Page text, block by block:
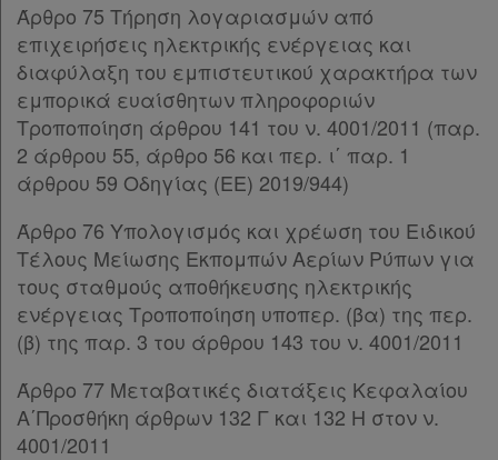
Παρ.5
Άρθρο 37
Άρθρο 38
[-]
Παρ.1
Παρ.2
Παρ.3
Παρ.4
Παρ.5
Παρ.6
Παρ.7
Παρ.8
ΚΕΦΑΛΑΙΟ Η΄ [-]
Άρθρο 39
[-]
Παρ.1
Παρ.2
Άρθρο 75 Τήρηση λογαριασμών από
επιχειρήσεις ηλεκτρικής ενέργειας και
διαφύλαξη του εμπιστευτικού χαρακτήρα των
εμπορικά ευαίσθητων πληροφοριών
Τροποποίηση άρθρου 141 του ν. 4001/2011 (παρ.
2 άρθρου 55, άρθρο 56 και περ. ι΄ παρ. 1
άρθρου 59 Οδηγίας (ΕΕ) 2019/944)
Άρθρο 76 Υπολογισμός και χρέωση του Ειδικού
Τέλους Μείωσης Εκπομπών Αερίων Ρύπων για
τους σταθμούς αποθήκευσης ηλεκτρικής
ενέργειας Τροποποίηση υποπερ. (βα) της περ.
(β) της παρ. 3 του άρθρου 143 του ν. 4001/2011
Άρθρο 77 Μεταβατικές διατάξεις Κεφαλαίου
Α΄Προσθήκη άρθρων 132 Γ και 132 Η στον ν.
4001/2011